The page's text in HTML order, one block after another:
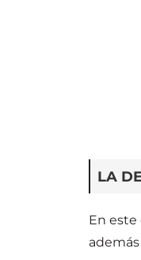
LA
En este